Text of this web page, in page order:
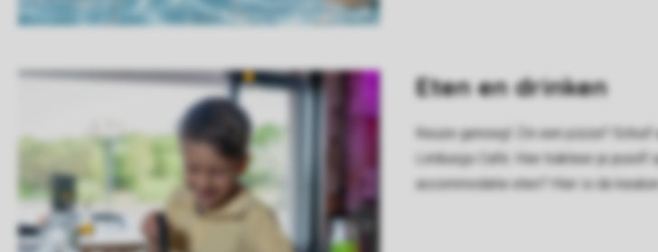
Eten en drinken
Keuze genoeg! Zin een pizza?
Limburgs Café. Hier trakteer je
accommodatie eten? Hier is de